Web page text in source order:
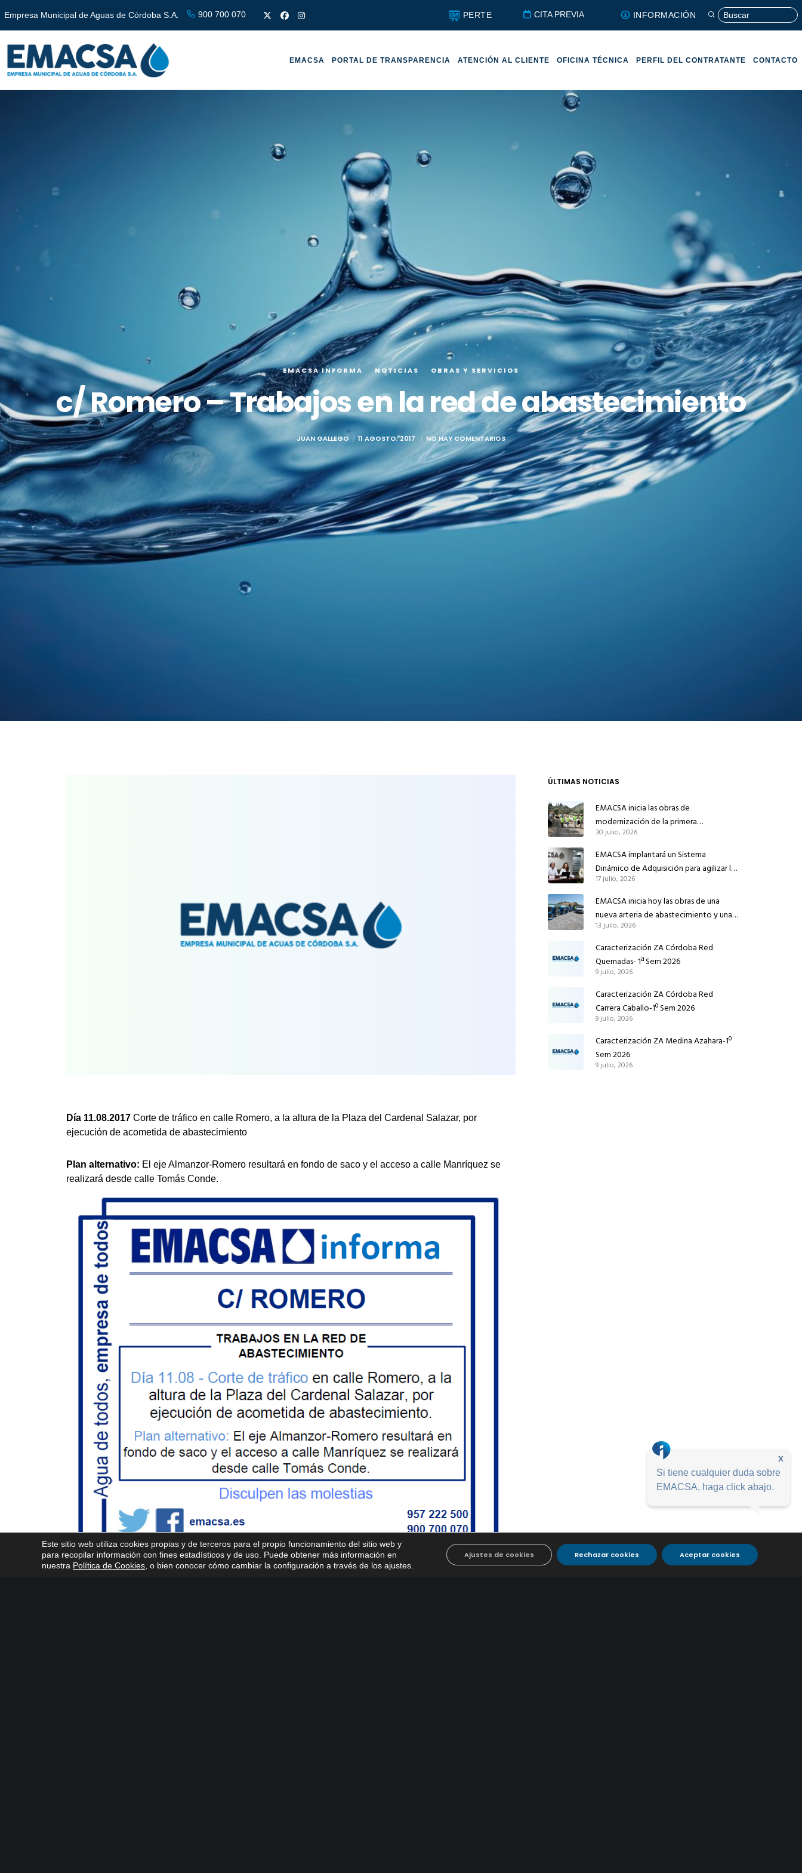
Empresa Municipal de Aguas de Córdoba S.A. 900 700 070 PERTE CITA PREVIA INFORMACIÓN
EMACSA PORTAL DE TRANSPARENCIA ATENCIÓN AL CLIENTE OFICINA TÉCNICA PERFIL DEL CONTRATANTE CONTACTO
EMACSA INFORMA NOTICIAS OBRAS Y SERVICIOS
c/ Romero – Trabajos en la red de abastecimiento
JUAN GALLEGO 11 AGOSTO, 2017 NO HAY COMENTARIOS
Día 11.08.2017 Corte de tráfico en calle Romero, a la altura de la Plaza del Cardenal Salazar, por
ejecución de acometida de abastecimiento
Plan alternativo: El eje Almanzor-Romero resultará en fondo de saco y el acceso a calle Manríquez se
realizará desde calle Tomás Conde.
ÚLTIMAS NOTICIAS
EMACSA inicia las obras de
modernización de la primera
conducción de abastecimiento para
reforzar el suministro de agua de
Córdoba
30 julio, 2026
EMACSA implantará un Sistema
Dinámico de Adquisición para agilizar la
contratación de obras en sus redes e
instalaciones
17 julio, 2026
EMACSA inicia hoy las obras de una
nueva arteria de abastecimiento y una
red de agua no potable en Ingeniero
Ruiz de Azúa
13 julio, 2026
Caracterización ZA Córdoba Red
Quemadas- 1ª Sem 2026
9 julio, 2026
Caracterización ZA Córdoba Red
Carrera Caballo-1º Sem 2026
9 julio, 2026
Caracterización ZA Medina Azahara-1º
Sem 2026
9 julio, 2026
Este sitio web utiliza cookies propias y de terceros para el propio funcionamiento del sitio web y
para recopilar información con fines estadísticos y de uso. Puede obtener más información en
nuestra Política de Cookies , o bien conocer cómo cambiar la configuración a través de los ajustes
Aceptar cookies
Rechazar cookies
Ajustes de cookies
x
Si tiene cualquier duda sobre
EMACSA, haga click abajo.